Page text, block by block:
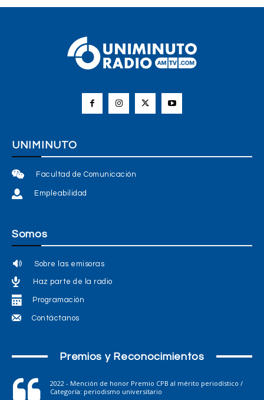
UNIMINUTO
Facultad de Comunicación
Empleabilidad
Somos
Sobre las emisoras
Haz parte de la radio
Programación
Contáctanos
Premios y Reconocimientos
2022 - Mención de honor Premio CPB al mérito periodístico /
Categoría: periodismo universitario